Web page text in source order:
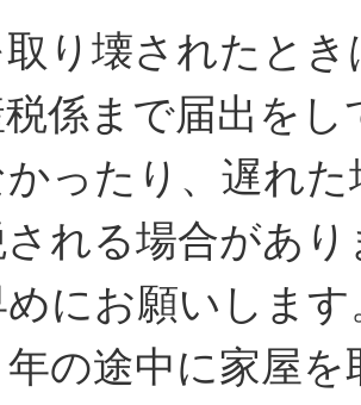
り壊されたと
係まで届出を
ったり、遅れ
される場合があ
にお願いします
年の途中に家屋